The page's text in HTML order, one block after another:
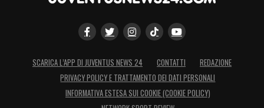
SCARICA L’APP DI JUVENTUS NEWS 24 CONTATTI
REDAZIONE
PRIVACY POLICY E TRATTAMENTO DEI DATI PERSONALI
INFORMATIVA ESTESA SUI COOKIE (COOKIE POLICY)